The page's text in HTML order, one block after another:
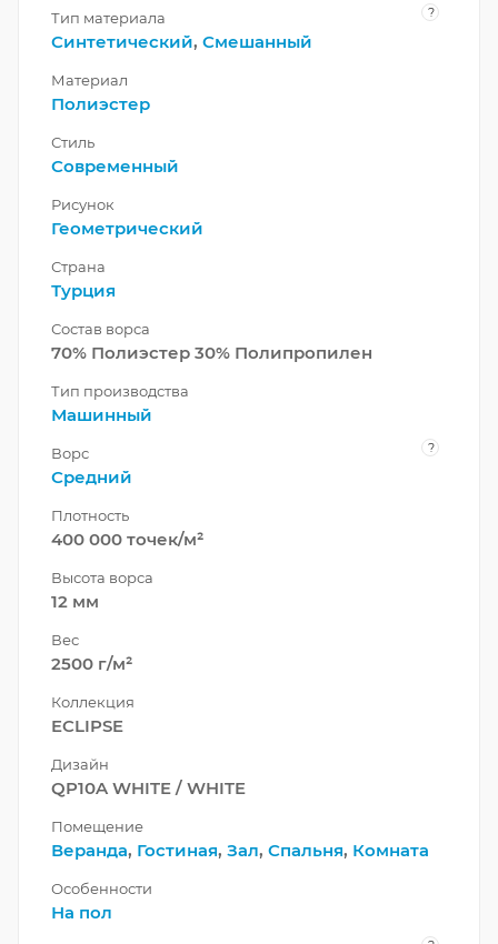
Тип материала ?
Синтетический, Смешанный
Материал
Полиэстер
Стиль
Современный
Рисунок
Геометрический
Страна
Турция
Состав ворса
70% Полиэстер 30% Полипропилен
Тип производства
Машинный
Ворс ?
Средний
Плотность
400 000 точек/м²
Высота ворса
12 мм
Вес
2500 г/м²
Коллекция
ECLIPSE
Дизайн
QP10A WHITE / WHITE
Помещение
Веранда, Гостиная, Зал, Спальня, Комната
Особенности
На пол